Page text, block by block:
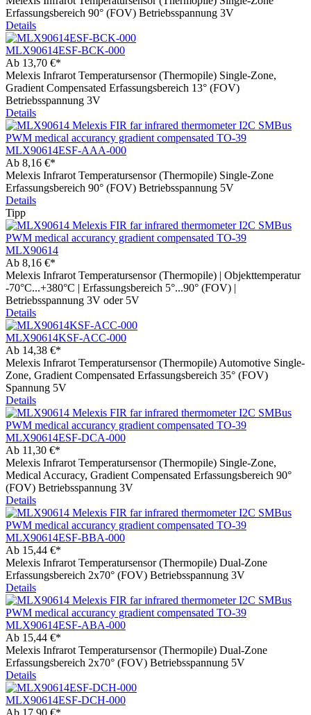
Erfassungsbereich 90° (FOV) Betriebsspannung 3V
Details
MLX90614ESF-BCK-000
Ab 13,70 €*
Melexis Infrarot Temperatursensor (Thermopile) Single-Zone,
Gradient Compensated Erfassungsbereich 13° (FOV)
Betriebsspannung 3V
Details
MLX90614ESF-AAA-000
Ab 8,16 €*
Melexis Infrarot Temperatursensor (Thermopile) Single-Zone
Erfassungsbereich 90° (FOV) Betriebsspannung 5V
Details
Tipp
MLX90614
Ab 8,16 €*
Melexis Infrarot Temperatursensor (Thermopile) | Objekttemperatur
-70°C...+380°C | Erfassungsbereich 5°...90° (FOV) |
Betriebsspannung 3V oder 5V
Details
MLX90614KSF-ACC-000
Ab 14,38 €*
Melexis Infrarot Temperatursensor (Thermopile) Automotive Single-
Zone, Gradient Compensated Erfassungsbereich 35° (FOV)
Spannung 5V
Details
MLX90614ESF-DCA-000
Ab 11,30 €*
Melexis Infrarot Temperatursensor (Thermopile) Single-Zone,
Medical Accuracy, Gradient Compensated Erfassungsbereich 90°
(FOV) Betriebsspannung 3V
Details
MLX90614ESF-BBA-000
Ab 15,44 €*
Melexis Infrarot Temperatursensor (Thermopile) Dual-Zone
Erfassungsbereich 2x70° (FOV) Betriebsspannung 3V
Details
MLX90614ESF-ABA-000
Ab 15,44 €*
Melexis Infrarot Temperatursensor (Thermopile) Dual-Zone
Erfassungsbereich 2x70° (FOV) Betriebsspannung 5V
Details
MLX90614ESF-DCH-000